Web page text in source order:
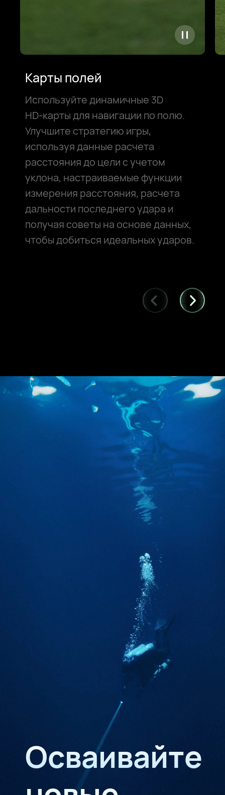
Карты полей
Используйте динамичные 3D
HD⁠-⁠карты для навигации по полю.
Улучшите стратегию игры,
используя данные расчета
расстояния до цели с учетом
уклона, настраиваемые функции
измерения расстояния, расчета
дальности последнего удара и
получая советы на основе данных,
чтобы добиться идеальных ударов.
Осваивайте